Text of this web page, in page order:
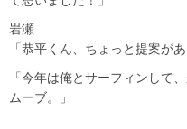
岩瀬
「恭平くん、ちょっと提案が
「今年は俺とサーフィンして
ムーブ。」